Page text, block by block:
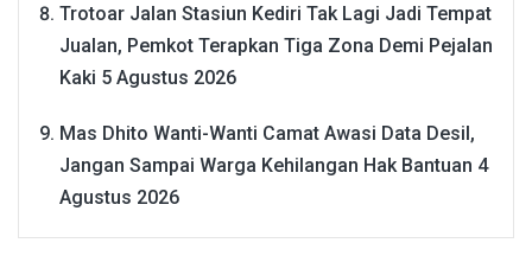
Trotoar Jalan Stasiun Kediri Tak Lagi Jadi Tempat
Jualan, Pemkot Terapkan Tiga Zona Demi Pejalan
Kaki 5 Agustus 2026
Mas Dhito Wanti-Wanti Camat Awasi Data Desil,
Jangan Sampai Warga Kehilangan Hak Bantuan 4
Agustus 2026